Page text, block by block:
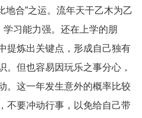
地合”之运。流年天干乙木为乙
学习能力强。还在上学的朋
提炼出关键点，形成自己独有
。但也容易因玩乐之事分心，
。这一年发生意外的概率比较
不要冲动行事，以免给自己带